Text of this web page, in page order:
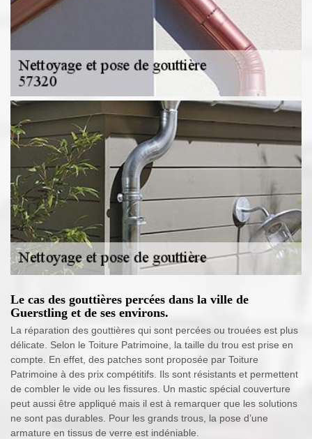
Le cas des gouttières percées dans la ville de
Guerstling et de ses environs.
La réparation des gouttières qui sont percées ou trouées est plus
délicate. Selon le Toiture Patrimoine, la taille du trou est prise en
compte. En effet, des patches sont proposée par Toiture
Patrimoine à des prix compétitifs. Ils sont résistants et permettent
de combler le vide ou les fissures. Un mastic spécial couverture
peut aussi être appliqué mais il est à remarquer que les solutions
ne sont pas durables. Pour les grands trous, la pose d’une
armature en tissus de verre est indéniable.